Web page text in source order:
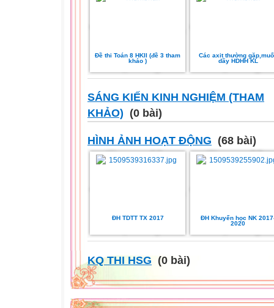
Đề thi Toán 8 HKII (đề 3 tham
khảo )
Các axit thường
dãy HDHH KL
SÁNG KIẾN KINH NGHIỆM (THAM
KHẢO) (0 bài)
HÌNH ẢNH HOẠT ĐỘNG (68 bài)
ĐH TDTT TX 2017
ĐH Khuyến học NK
2020
KQ THI HSG (0 bài)